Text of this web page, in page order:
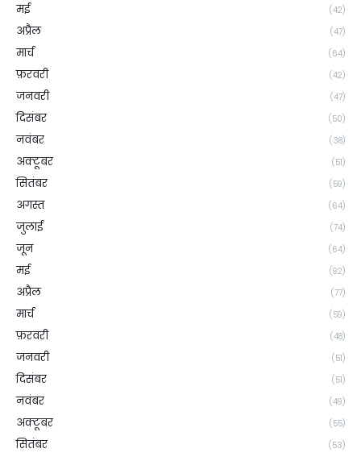
मई (42)
अप्रैल (47)
मार्च (64)
फ़रवरी (42)
जनवरी (47)
दिसंबर (50)
नवंबर (38)
अक्टूबर (51)
सितंबर (59)
अगस्त (64)
जुलाई (74)
जून (64)
मई (92)
अप्रैल (77)
मार्च (59)
फ़रवरी (48)
जनवरी (51)
दिसंबर (51)
नवंबर (49)
अक्टूबर (55)
सितंबर (53)